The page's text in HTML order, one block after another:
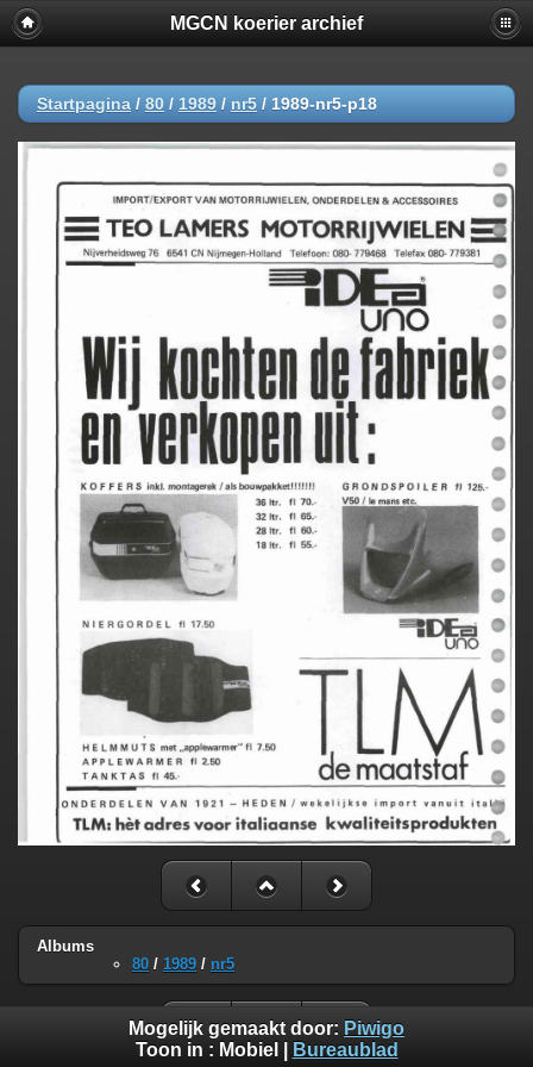
MGCN koerier archief
Startpagina / 80 / 1989 / nr5 / 1989-nr5-p18
Albums
80 / 1989 / nr5
Mogelijk gemaakt door: Piwigo
Toon in : Mobiel Bureaublad